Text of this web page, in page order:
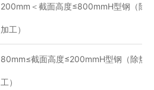
200mm＜截面高度≤800mmH型钢（除
加工）
80mm≤截面高度≤200mmH型钢（除热
工）